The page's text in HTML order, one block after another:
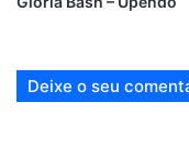
Deixe o seu